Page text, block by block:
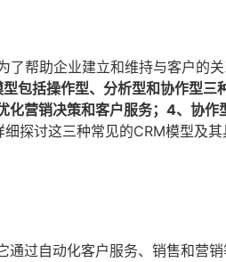
帮助企业建立和维持与客户的
包括操作型、分析型和协作型三
化营销决策和客户服务；4、协作
探讨这三种常见的CRM模型及其
过自动化客户服务、销售和营